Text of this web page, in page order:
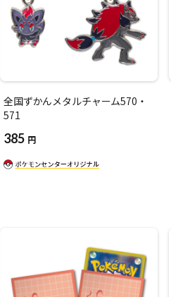
全国ずかんメタルチャーム570・
571
385 円